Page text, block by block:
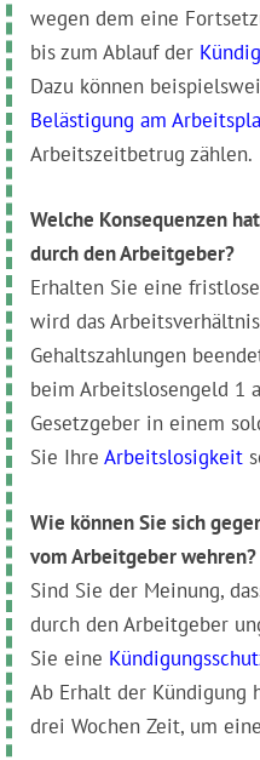
wegen dem eine
bis zum Ablauf der
Dazu können
Belästigung am
Arbeitsze‌itbetrug zählen.
Welche Konsequenzen
durch den Arbeitgeber?
Erhalten Sie eine
wird das
Gehaltszahlungen
beim Arbeitslosengeld 1
Gesetzgeber in einem
Sie Ihre Arbeitslosigkeit
Wie können Sie sich
vom Arbeitgeber wehren?
Sind Sie der Meinung,
durch den Arbeitgeber
Sie eine
Ab Erhalt der Kündigung
drei Wochen Zeit, um